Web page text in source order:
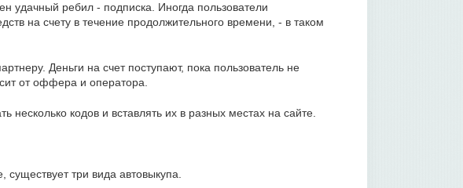
удачный ребил - подписка. Иногда пользователи
на счету в течение продолжительного времени, - в таком
Деньги на счет поступают, пока пользователь не
от оффера и оператора.
кодов и вставлять их в разных местах на сайте.
существует три вида автовыкупа.